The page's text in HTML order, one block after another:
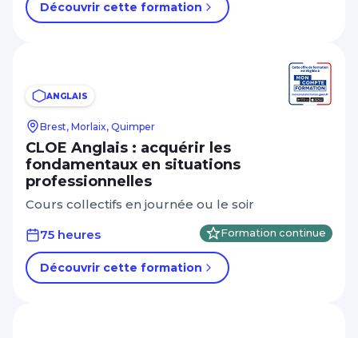
Découvrir cette formation
ANGLAIS
Brest, Morlaix, Quimper
CLOE Anglais : acquérir les
fondamentaux en situations
professionnelles
Cours collectifs en journée ou le soir
75 heures
Formation continue
Découvrir cette formation